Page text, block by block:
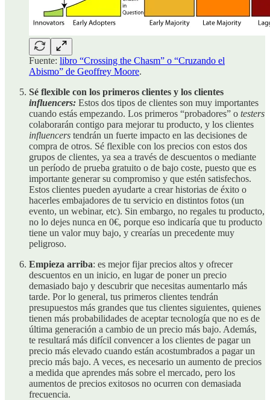
Fuente: libro “Crossing the Chasm” o “Cruzando el
Abismo” de Geoffrey Moore.
Sé flexible con los primeros clientes y los clientes
influencers: Estos dos tipos de clientes son muy importantes
cuando estás empezando. Los primeros “probadores” o testers
colaborarán contigo para mejorar tu producto, y los clientes
influencers tendrán un fuerte impacto en las decisiones de
compra de otros. Sé flexible con los precios con estos dos
grupos de clientes, ya sea a través de descuentos o mediante
un período de prueba gratuito o de bajo coste, puesto que es
importante generar su compromiso y que estén satisfechos.
Estos clientes pueden ayudarte a crear historias de éxito o
hacerles embajadores de tu servicio en distintos fotos (un
evento, un webinar, etc). Sin embargo, no regales tu producto,
no lo dejes nunca en 0€, porque eso indicaría que tu producto
tiene un valor muy bajo, y crearías un precedente muy
peligroso.
Empieza arriba: es mejor fijar precios altos y ofrecer
descuentos en un inicio, en lugar de poner un precio
demasiado bajo y descubrir que necesitas aumentarlo más
tarde. Por lo general, tus primeros clientes tendrán
presupuestos más grandes que tus clientes siguientes, quienes
tienen más probabilidades de aceptar tecnología que no es de
última generación a cambio de un precio más bajo. Además,
te resultará más difícil convencer a los clientes de pagar un
precio más elevado cuando están acostumbrados a pagar un
precio más bajo. A veces, es necesario un aumento de precios
a medida que aprendes más sobre el mercado, pero los
aumentos de precios exitosos no ocurren con demasiada
frecuencia.